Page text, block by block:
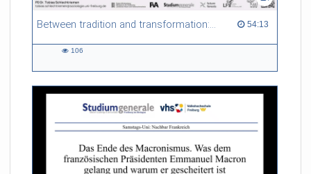
Between tradition and transformation: how owners, advisers and institutions co-create knowledge for resilient forests in Europe 54:13
54:13 duration
106